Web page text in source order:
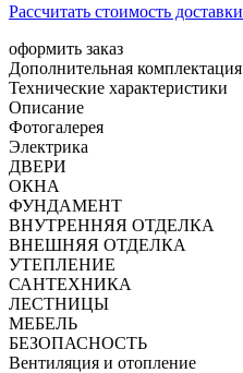
Рассчитать стоимость доставки
оформить заказ
Дополнительная комплектация
Технические характеристики
Описание
Фотогалерея
Электрика
ДВЕРИ
ОКНА
ФУНДАМЕНТ
ВНУТРЕННЯЯ ОТДЕЛКА
ВНЕШНЯЯ ОТДЕЛКА
УТЕПЛЕНИЕ
САНТЕХНИКА
ЛЕСТНИЦЫ
МЕБЕЛЬ
БЕЗОПАСНОСТЬ
Вентиляция и отопление